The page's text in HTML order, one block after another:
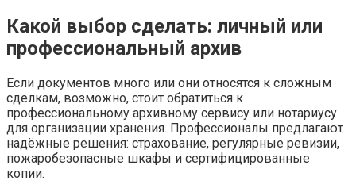
Какой выбор сделать: личный или
профессиональный архив
Если документов много или они относятся к сложным
сделкам, возможно, стоит обратиться к
профессиональному архивному сервису или нотариусу
для организации хранения. Профессионалы предлагают
надёжные решения: страхование, регулярные ревизии,
пожаробезопасные шкафы и сертифицированные
копии.